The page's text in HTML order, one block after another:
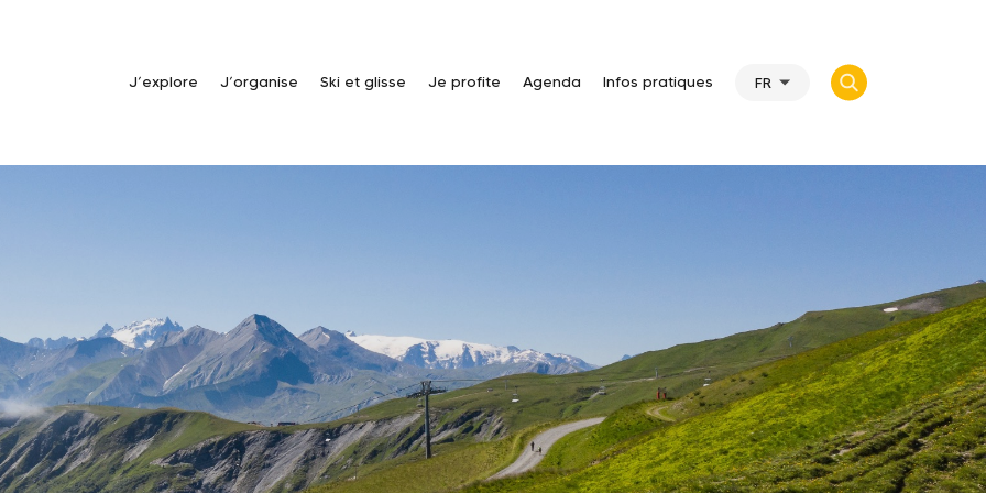
J’explore J’organise Ski et glisse Je profite Agenda Infos pratiques FR